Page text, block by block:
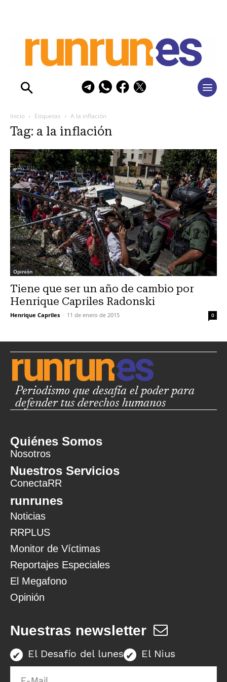
Inicio Etiquetas A la inflación
Tag: a la inflación
Opinión
Tiene que ser un año de cambio por
Henrique Capriles Radonski
Henrique Capriles - 11 de enero de 2015 0
Periodismo que desafía el poder para
defender tus derechos humanos
Quiénes Somos
Nosotros
Nuestros Servicios
ConectaRR
runrunes
Noticias
RRPLUS
Monitor de Víctimas
Reportajes Especiales
El Megafono
Opinión
Nuestras newsletter
El Desafío del lunes El Nius